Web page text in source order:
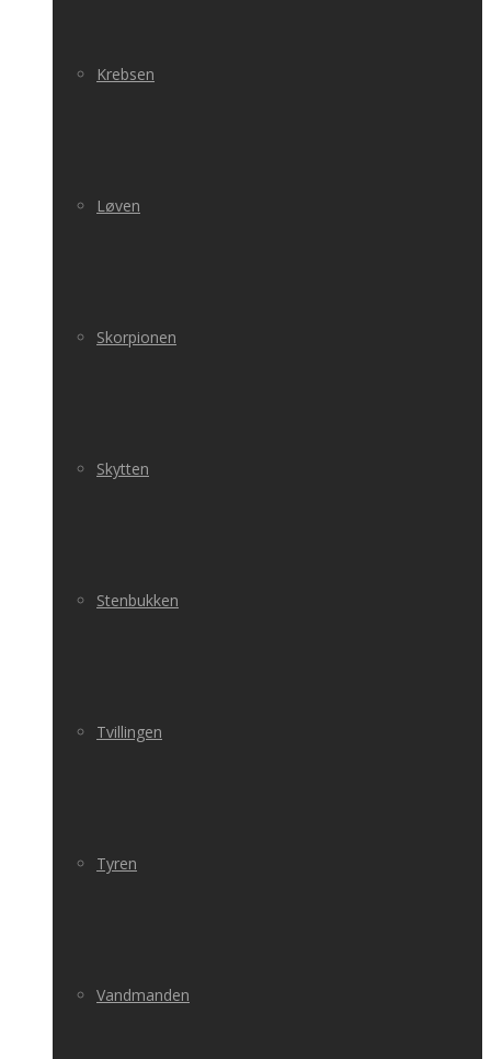
Krebsen
Løven
Skorpionen
Skytten
Stenbukken
Tvillingen
Tyren
Vandmanden